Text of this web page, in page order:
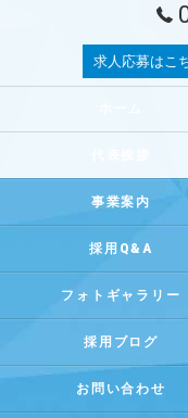
求人応募はこ
事業案内
採用Q&A
フォトギャラリー
採用ブログ
お問い合わせ